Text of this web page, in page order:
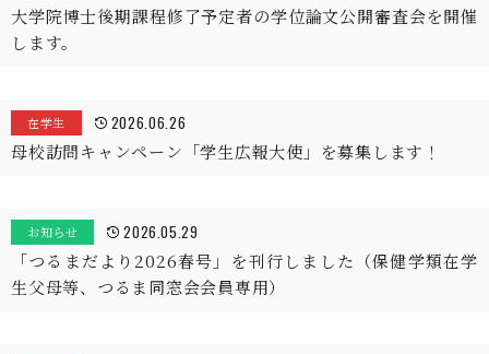
大学院博士後期課程修了予定者の学位論文公開審査会を開催
します。
在学生 2026.06.26
母校訪問キャンペーン「学生広報大使」を募集します！
お知らせ 2026.05.29
「つるまだより2026春号」を刊行しました（保健学類在学
生父母等、つるま同窓会会員専用）